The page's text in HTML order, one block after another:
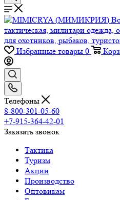
Избранные товары 0
Телефоны
8-800-301-05-60
+7-915-364-42-01
Заказать звонок
Тактика
Туризм
Акции
Производство
Оптовикам